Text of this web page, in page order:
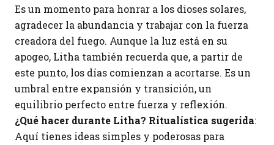
Es un momento para honrar a los dioses solares,
agradecer la abundancia y trabajar con la fuerza
creadora del fuego. Aunque la luz está en su
apogeo, Litha también recuerda que, a partir de
este punto, los días comienzan a acortarse. Es un
umbral entre expansión y transición, un
equilibrio perfecto entre fuerza y reflexión.
¿Qué hacer durante Litha? Ritualística sugerida:
Aquí tienes ideas simples y poderosas para